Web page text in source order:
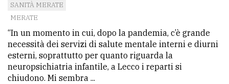
Ricerca
avanzata
ALTRE
TESTATE
SANITÀ MERATE
MERATE
“In un momento in cui, dopo la pandemia, c’è grande
necessità dei servizi di salute mentale interni e diurni
esterni, soprattutto per quanto riguarda la
neuropsichiatria infantile, a Lecco i reparti si
chiudono. Mi sembra ...